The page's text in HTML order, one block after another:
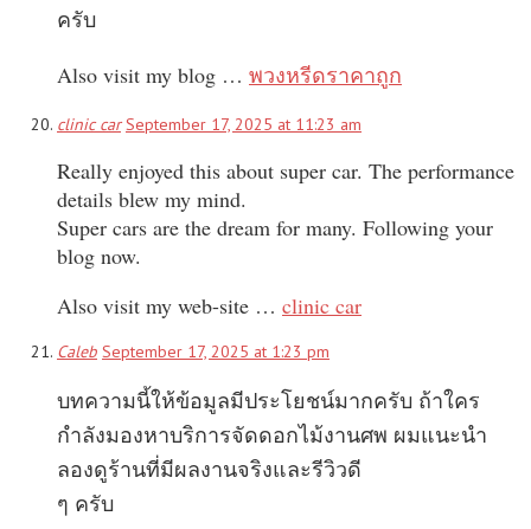
ครับ
Also visit my blog … พวงหรีดราคาถูก
clinic car September 17, 2025 at 11:23 am
Really enjoyed this about super car. The performance
details blew my mind.
Super cars are the dream for many. Following your
blog now.
Also visit my web-site … clinic car
Caleb September 17, 2025 at 1:23 pm
บทความนี้ให้ข้อมูลมีประโยชน์มากครับ ถ้าใคร
กำลังมองหาบริการจัดดอกไม้งานศพ ผมแนะนำ
ลองดูร้านที่มีผลงานจริงและรีวิวดี
ๆ ครับ